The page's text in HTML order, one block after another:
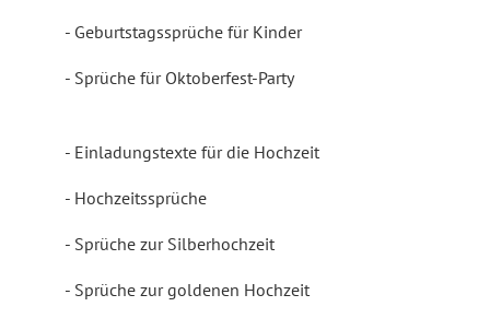
Geburtstagssprüche für Kinder
Sprüche für Oktoberfest-Party
Einladungstexte für die Hochzeit
Hochzeitssprüche
Sprüche zur Silberhochzeit
Sprüche zur goldenen Hochzeit